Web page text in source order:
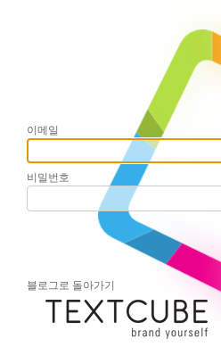
이메일
비밀번호
블로그로 돌아가기